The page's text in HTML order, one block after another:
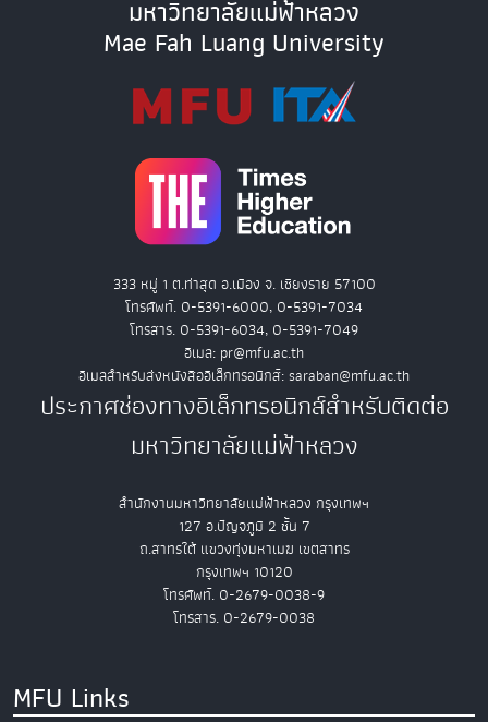
มหาวิทยาลัยแม่ฟ้าหลวง
Mae Fah Luang University
333 หมู่ 1 ต.ท่าสุด อ.เมือง จ. เชียงราย 57100
โทรศัพท์. 0-5391-6000, 0-5391-7034
โทรสาร. 0-5391-6034, 0-5391-7049
อีเมล: pr@mfu.ac.th
อีเมลสำหรับส่งหนังสืออิเล็กทรอนิกส์: saraban@mfu.ac.th
ประกาศช่องทางอิเล็กทรอนิกส์สำหรับติดต่อ
มหาวิทยาลัยแม่ฟ้าหลวง
สำนักงานมหาวิทยาลัยแม่ฟ้าหลวง กรุงเทพฯ
127 อ.ปัญจภูมิ 2 ชั้น 7
ถ.สาทรใต้ แขวงทุ่งมหาเมฆ เขตสาทร
กรุงเทพฯ 10120
โทรศัพท์. 0-2679-0038-9
โทรสาร. 0-2679-0038
MFU Links